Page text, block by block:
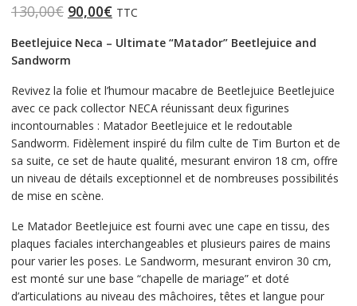
130,00€ 90,00€ TTC
Beetlejuice Neca – Ultimate “Matador” Beetlejuice and
Sandworm
Revivez la folie et l’humour macabre de Beetlejuice Beetlejuice
avec ce pack collector NECA réunissant deux figurines
incontournables : Matador Beetlejuice et le redoutable
Sandworm. Fidèlement inspiré du film culte de Tim Burton et de
sa suite, ce set de haute qualité, mesurant environ 18 cm, offre
un niveau de détails exceptionnel et de nombreuses possibilités
de mise en scène.
Le Matador Beetlejuice est fourni avec une cape en tissu, des
plaques faciales interchangeables et plusieurs paires de mains
pour varier les poses. Le Sandworm, mesurant environ 30 cm,
est monté sur une base “chapelle de mariage” et doté
d’articulations au niveau des mâchoires, têtes et langue pour